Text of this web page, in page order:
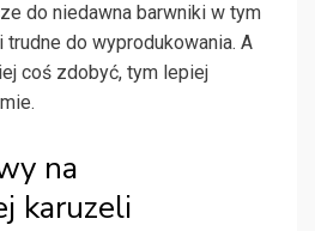
do niedawna barwniki w tym
trudne do wyprodukowania. A
coś zdobyć, tym lepiej
na
karuzeli